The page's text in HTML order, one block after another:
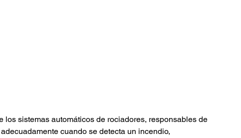
sistemas automáticos de rociadores, responsables de
cuando se detecta un incendio,